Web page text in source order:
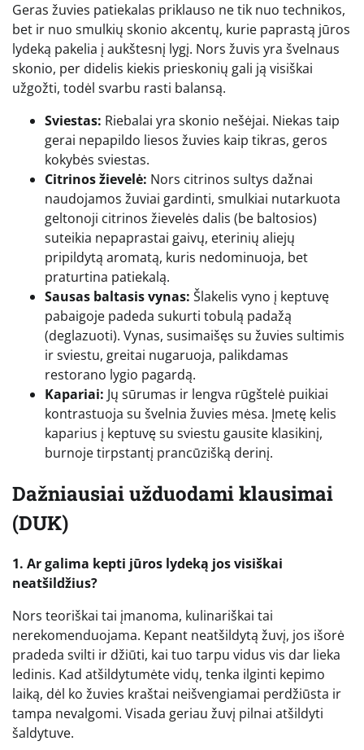
Geras žuvies patiekalas priklauso ne tik nuo technikos,
bet ir nuo smulkių skonio akcentų, kurie paprastą jūros
lydeką pakelia į aukštesnį lygį. Nors žuvis yra švelnaus
skonio, per didelis kiekis prieskonių gali ją visiškai
užgožti, todėl svarbu rasti balansą.
Sviestas: Riebalai yra skonio nešėjai. Niekas taip
gerai nepapildo liesos žuvies kaip tikras, geros
kokybės sviestas.
Citrinos žievelė: Nors citrinos sultys dažnai
naudojamos žuviai gardinti, smulkiai nutarkuota
geltonoji citrinos žievelės dalis (be baltosios)
suteikia nepaprastai gaivų, eterinių aliejų
pripildytą aromatą, kuris nedominuoja, bet
praturtina patiekalą.
Sausas baltasis vynas: Šlakelis vyno į keptuvę
pabaigoje padeda sukurti tobulą padažą
(deglazuoti). Vynas, susimaišęs su žuvies sultimis
ir sviestu, greitai nugaruoja, palikdamas
restorano lygio pagardą.
Kapariai: Jų sūrumas ir lengva rūgštelė puikiai
kontrastuoja su švelnia žuvies mėsa. Įmetę kelis
kaparius į keptuvę su sviestu gausite klasikinį,
burnoje tirpstantį prancūzišką derinį.
Dažniausiai užduodami klausimai
(DUK)
1. Ar galima kepti jūros lydeką jos visiškai
neatšildžius?
Nors teoriškai tai įmanoma, kulinariškai tai
nerekomenduojama. Kepant neatšildytą žuvį, jos išorė
pradeda svilti ir džiūti, kai tuo tarpu vidus vis dar lieka
ledinis. Kad atšildytumėte vidų, tenka ilginti kepimo
laiką, dėl ko žuvies kraštai neišvengiamai perdžiūsta ir
tampa nevalgomi. Visada geriau žuvį pilnai atšildyti
šaldytuve.